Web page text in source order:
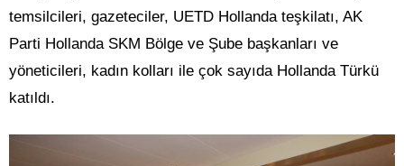
temsilcileri, gazeteciler, UETD Hollanda teşkilatı, AK
Parti Hollanda SKM Bölge ve Şube başkanları ve
yöneticileri, kadın kolları ile çok sayıda Hollanda Türkü
katıldı.